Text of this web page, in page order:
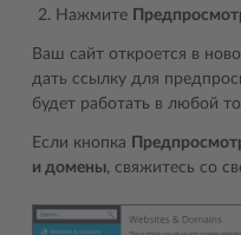
Нажмите
Ваш сайт откроется в
дать ссылку для
будет работать в любой
Если кнопка
и домены, свяжитесь со